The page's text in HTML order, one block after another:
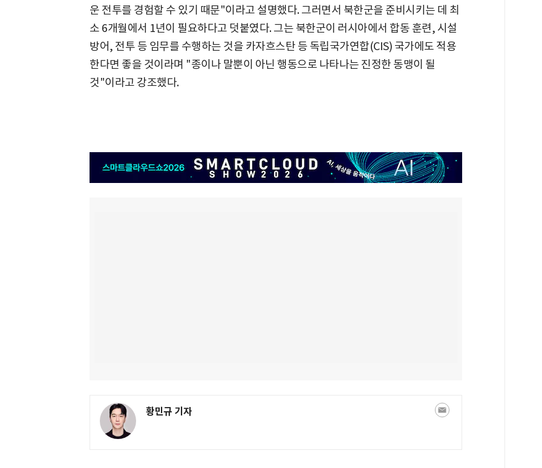
운 전투를 경험할 수 있기 때문"이라고 설명했다. 그러면서 북한군을 준비시키는 데 최
소 6개월에서 1년이 필요하다고 덧붙였다. 그는 북한군이 러시아에서 합동 훈련, 시설
방어, 전투 등 임무를 수행하는 것을 카자흐스탄 등 독립국가연합(CIS) 국가에도 적용
한다면 좋을 것이라며 "종이나 말뿐이 아닌 행동으로 나타나는 진정한 동맹이 될
것"이라고 강조했다.
황민규 기자